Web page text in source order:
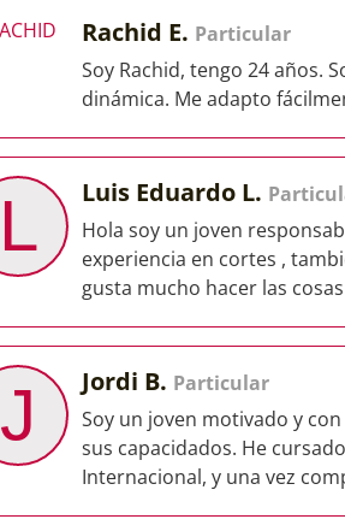
Rachid E. Particular
Soy Rachid, tengo 24 años.
dinámica. Me adapto
L Luis Eduardo L.
Hola soy un joven
experiencia en cortes ,
gusta mucho hacer las
J Jordi B. Particular
Soy un joven motivado y
sus capacidados. He
Internacional, y una vez